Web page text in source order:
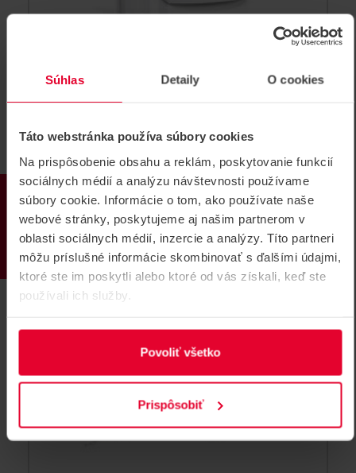
Súhlas Detaily O cookies
Táto webstránka používa súbory cookies
Na prispôsobenie obsahu a reklám, poskytovanie funkcií
sociálnych médií a analýzu návštevnosti používame
súbory cookie. Informácie o tom, ako používate naše
webové stránky, poskytujeme aj našim partnerom v
oblasti sociálnych médií, inzercie a analýzy. Títo partneri
môžu príslušné informácie skombinovať s ďalšími údajmi,
ktoré ste im poskytli alebo ktoré od vás získali, keď ste
používali ich služby.
Povoliť všetko
Prispôsobiť
PRODUKTY
magnetický detektor MINI
Miniatúrny bezdrôtový magnetický kontakt pre systém
ABAX
Tento produkt už nie je v ponuke.
AMD-103
ARCHÍV